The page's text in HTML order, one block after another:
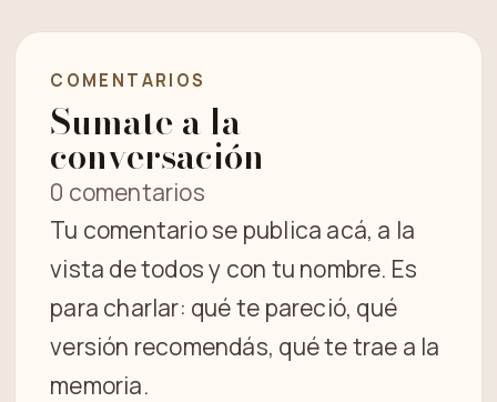
COMENTARIOS
Sumate a la
conversación
0 comentarios
Tu comentario se publica acá, a la
vista de todos y con tu nombre. Es
para charlar: qué te pareció, qué
versión recomendás, qué te trae a la
memoria.